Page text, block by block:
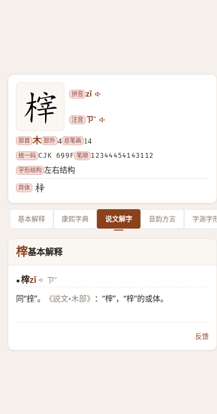
拼音 zǐ
注音 ㄗˇ
部首 木 部外 4 总笔画 14
统一码 CJK 699F 笔顺 12344454143112
字形结构 左右结构
异体
基本解释 康熙字典 说文解字 音韵方言 字源字
榟基本解释
●榟zǐ ㄗˇ
同“梓”。 《説文•木部》 ：“榟”，“梓”的或体。
反馈